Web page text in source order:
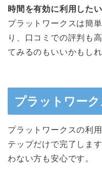
時間を有効に利用した
プラットワークスは簡
り、口コミでの評判も
てみるのもいいかもしれ
プラットワー
プラットワークスの利
テップだけで完了しま
わない方も安心です。